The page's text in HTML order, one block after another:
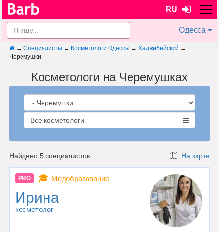
RU
Одесса
→ Специалисты → Косметологи Одессы → Хаджибейский →
Черемушки
Косметологи на Черемушках
Все косметологи
Найдено 5 специалистов На карте
PRO 🎓 Медобразование
Ирина
косметолог